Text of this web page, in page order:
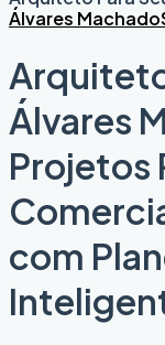
Álvares Machado
Álvares
Projetos
com